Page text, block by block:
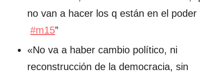
no van a hacer los q están en el poder
#m15”
«No va a haber cambio político, ni
reconstrucción de la democracia, sin